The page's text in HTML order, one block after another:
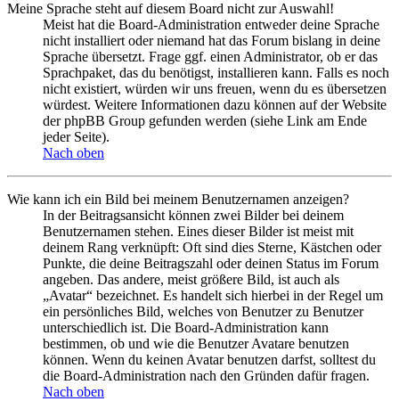
Meine Sprache steht auf diesem Board nicht zur Auswahl!
Meist hat die Board-Administration entweder deine Sprache
nicht installiert oder niemand hat das Forum bislang in deine
Sprache übersetzt. Frage ggf. einen Administrator, ob er das
Sprachpaket, das du benötigst, installieren kann. Falls es noch
nicht existiert, würden wir uns freuen, wenn du es übersetzen
würdest. Weitere Informationen dazu können auf der Website
der phpBB Group gefunden werden (siehe Link am Ende
jeder Seite).
Nach oben
Wie kann ich ein Bild bei meinem Benutzernamen anzeigen?
In der Beitragsansicht können zwei Bilder bei deinem
Benutzernamen stehen. Eines dieser Bilder ist meist mit
deinem Rang verknüpft: Oft sind dies Sterne, Kästchen oder
Punkte, die deine Beitragszahl oder deinen Status im Forum
angeben. Das andere, meist größere Bild, ist auch als
„Avatar“ bezeichnet. Es handelt sich hierbei in der Regel um
ein persönliches Bild, welches von Benutzer zu Benutzer
unterschiedlich ist. Die Board-Administration kann
bestimmen, ob und wie die Benutzer Avatare benutzen
können. Wenn du keinen Avatar benutzen darfst, solltest du
die Board-Administration nach den Gründen dafür fragen.
Nach oben